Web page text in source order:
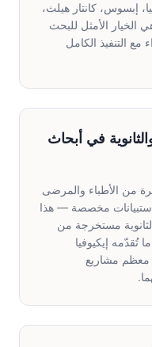
إبسوس، كانتار هيلث،
الأمثل للبحث
مع التنفيذ الكامل
في أبحاث
من الأطباء والمرضى
مخصصة — هذا
مستخرجة من
تُقدّمه إيكيوفيا
معظم مشاريع